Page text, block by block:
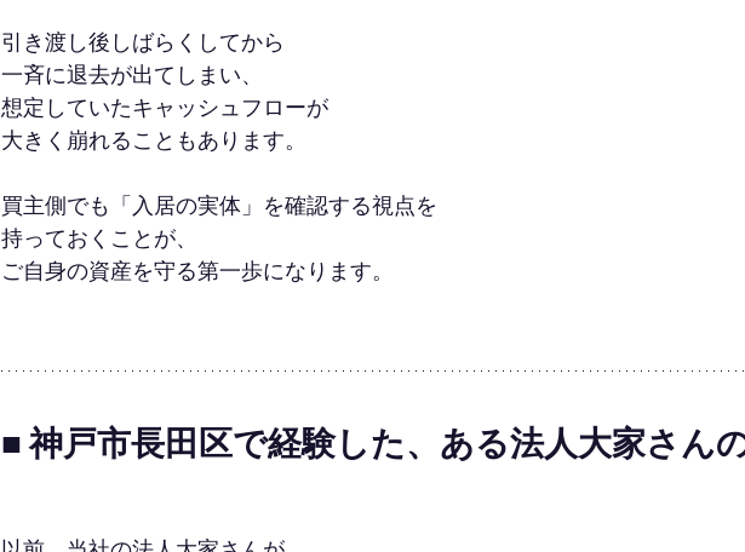
引き渡し後しばらくしてから
一斉に退去が出てしまい、
想定していたキャッシュフローが
大きく崩れることもあります。
買主側でも「入居の実体」を確認する視点を
持っておくことが、
ご自身の資産を守る第一歩になります。
■ 神戸市長田区で経験した、ある法人大家さん